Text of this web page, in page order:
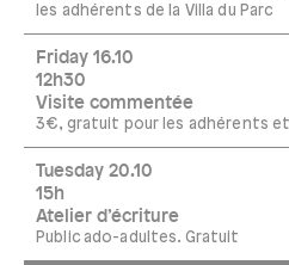
les adhérents de la Villa du Parc
Friday 16.10
12h30
Visite commentée
3€, gratuit pour les adhérents et
Tuesday 20.10
15h
Atelier d’écriture
Public ado-adultes. Gratuit